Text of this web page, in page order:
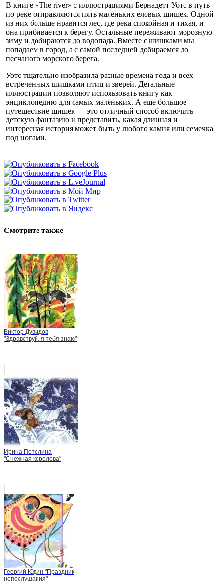
В книге «The river» с иллюстрациями Бернадетт Уотс в путь
по реке отправляются пять маленьких еловых шишек. Одной
из них больше нравится лес, где река спокойная и тихая, и
она прибивается к берегу. Остальные переживают морозную
зиму и добираются до водопада. Вместе с шишками мы
попадаем в город, а с самой последней добираемся до
песчаного морского берега.
Уотс тщательно изобразила разные времена года и всех
встреченных шишками птиц и зверей. Детальные
иллюстрации позволяют использовать книгу как
энциклопедию для самых маленьких. А еще большое
путешествие шишек — это отличный способ включить
детскую фантазию и представить, какая длинная и
интересная история может быть у любого камня или семечка
под ногами.
Смотрите также
Виктор Дувидов
"Здравствуй, я тебя знаю"
Ирина Петелина
"Снежная королева"
Георгий Юдин "Праздник
непослушания"